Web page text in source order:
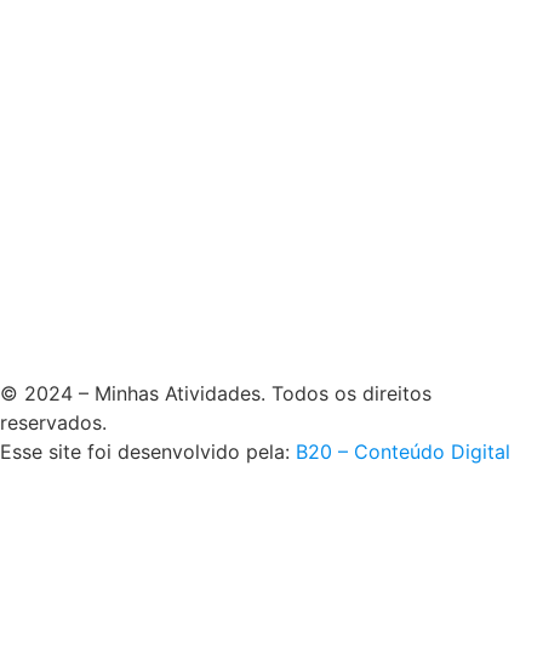
© 2024 – Minhas Atividades. Todos os direitos
reservados.
Esse site foi desenvolvido pela: B20 – Conteúdo Digital